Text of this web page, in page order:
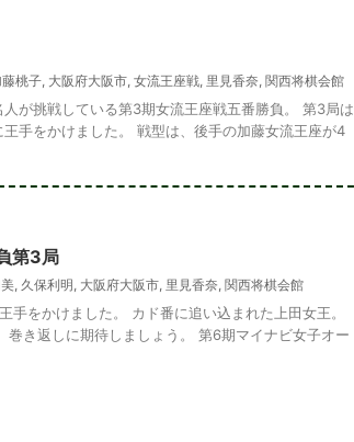
藤桃子, 大阪府大阪市, 女流王座戦, 里見香奈, 関西将棋会館
が挑戦している第3期女流王座戦五番勝負。 第3局は
手をかけました。 戦型は、後手の加藤女流王座が4
第3局
, 久保利明, 大阪府大阪市, 里見香奈, 関西将棋会館
をかけました。 カド番に追い込まれた上田女王。
き返しに期待しましょう。 第6期マイナビ女子オー